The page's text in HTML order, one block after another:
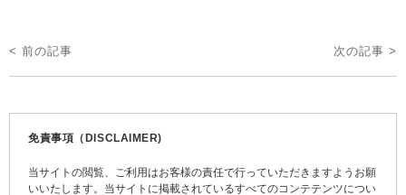
投
稿
< 前の記事 次の記事 >
免責事項（DISCLAIMER)
当サイトの閲覧、ご利用はお客様の責任で行っていただきますようお願
いいたします。当サイトに掲載されているすべてのコンテテンツについ